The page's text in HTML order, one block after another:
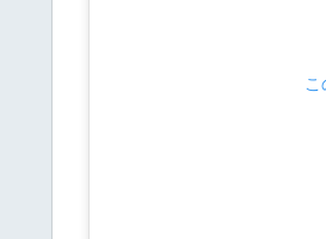
こ